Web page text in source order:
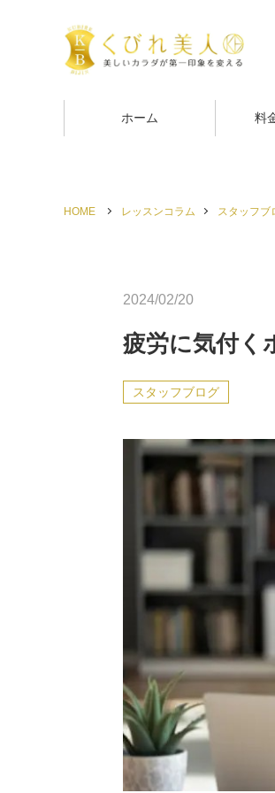
ホーム 料
HOME レッスンコラム スタッフブ
2024/02/20
疲労に気付く
スタッフブログ